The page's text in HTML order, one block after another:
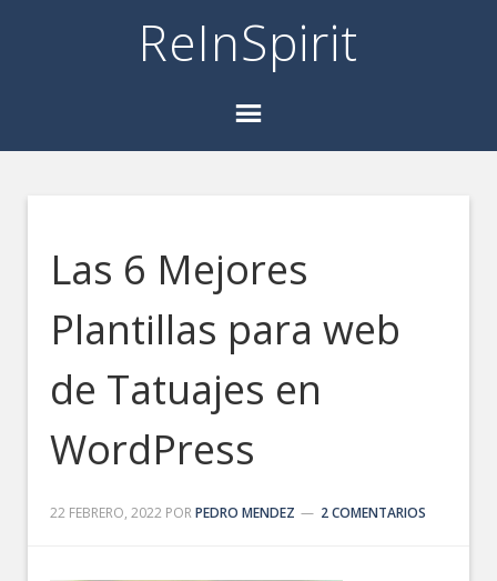
ReInSpirit
Las 6 Mejores
Plantillas para web
de Tatuajes en
WordPress
22 FEBRERO, 2022 PORPEDRO MENDEZ 2 COMENTARIOS